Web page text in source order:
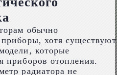
обычно
хотя существуют
которые
приборов отопления.
радиатора не